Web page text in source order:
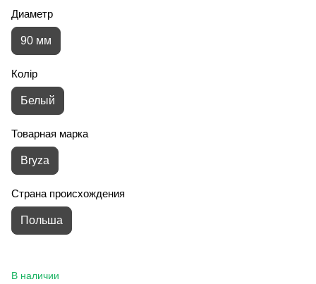
Диаметр
90 мм
Колір
Белый
Товарная марка
Bryza
Страна происхождения
Польша
В наличии